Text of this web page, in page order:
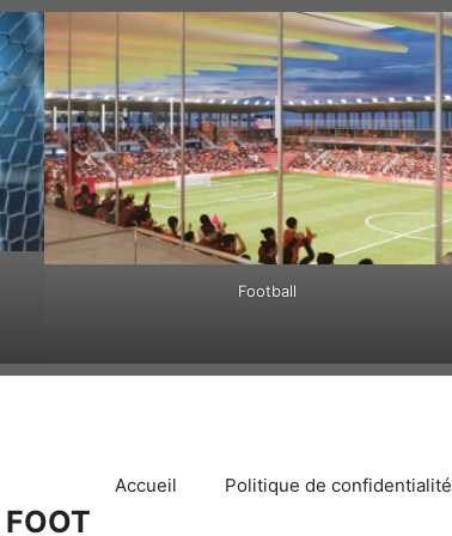
Football
Accueil Politique de confidentialité